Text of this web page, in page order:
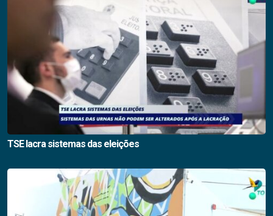
TSE lacra sistemas das eleições